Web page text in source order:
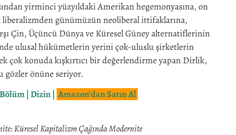
yirminci yüzyıldaki Amerikan hegemonyasına, on
liberalizmden günümüzün neoliberal ittifaklarına,
Çin, Üçüncü Dünya ve Küresel Güney alternatiflerinin
ulusal hükümetlerin yerini çok-uluslu şirketlerin
çok konuda kışkırtıcı bir değerlendirme yapan Dirlik,
gözler önüne seriyor.
| Dizin | Amazon’dan Satın Al
Küresel Kapitalizm Çağında Modernite